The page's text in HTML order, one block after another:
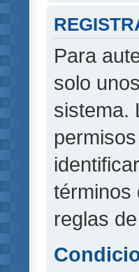
Para
solo
sistema.
términos
reglas